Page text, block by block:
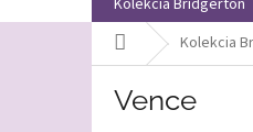
Kolekcia Bridgerton
DomovKolekcia
Vence